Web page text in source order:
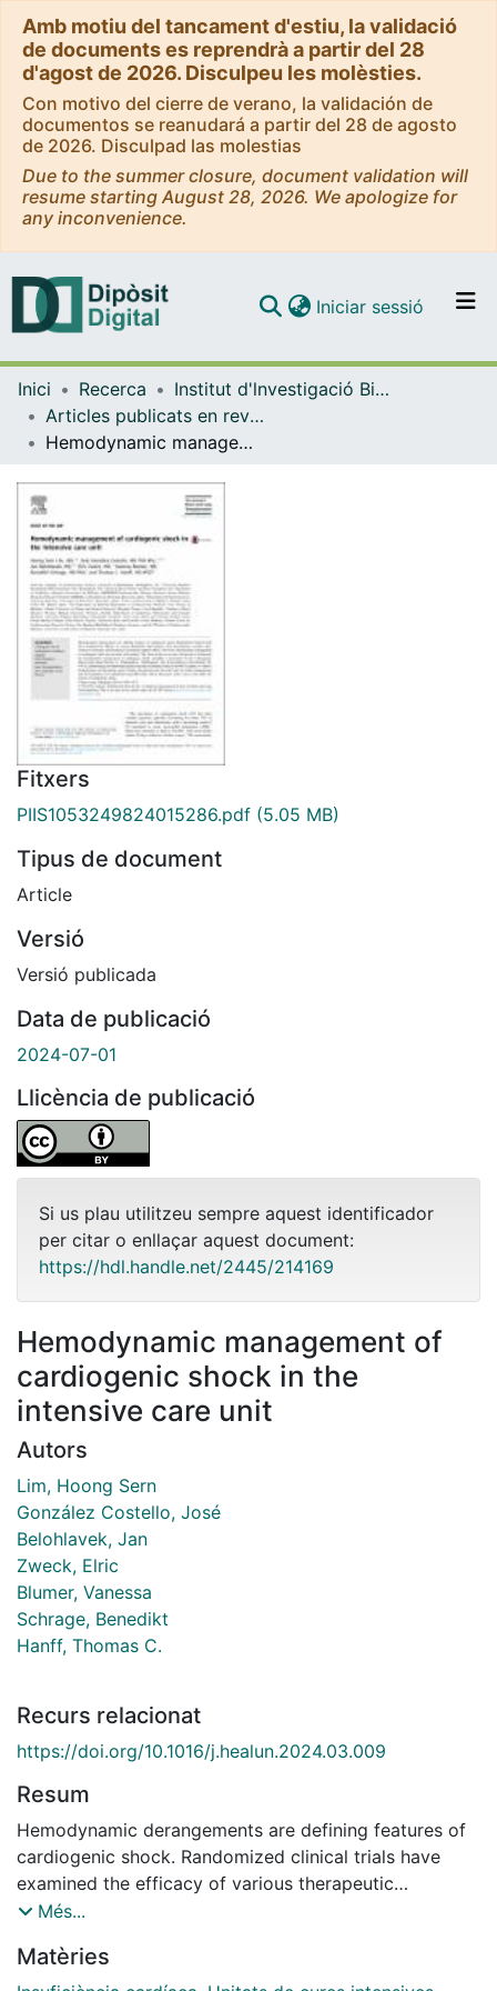
Amb motiu del tancament d'estiu, la validació
de documents es reprendrà a partir del 28
d'agost de 2026. Disculpeu les molèsties.
Con motivo del cierre de verano, la validación de
documentos se reanudará a partir del 28 de agosto
de 2026. Disculpad las molestias
Due to the summer closure, document validation will
resume starting August 28, 2026. We apologize for
any inconvenience.
Navega per tot el DD
Iniciar sessió (current)
Inici Recerca
Institut d'lnvestigació Biomèdica de Bellvitge (IDIBELL)
Articles publicats en revistes (Institut d'lnvestigació Biomèdica de Bellvitge (IDIBELL))
Hemodynamic management of cardiogenic shock in the intensive care unit
Fitxers
PIIS1053249824015286.pdf (5.05 MB)
Tipus de document
Article
Versió
Versió publicada
Data de publicació
2024-07-01
Llicència de publicació
Si us plau utilitzeu sempre aquest identificador
per citar o enllaçar aquest document:
https://hdl.handle.net/2445/214169
Hemodynamic management of
cardiogenic shock in the
intensive care unit
Autors
Lim, Hoong Sern
González Costello, José
Belohlavek, Jan
Zweck, Elric
Blumer, Vanessa
Schrage, Benedikt
Hanff, Thomas C.
Recurs relacionat
https://doi.org/10.1016/j.healun.2024.03.009
Resum
Hemodynamic derangements are defining features of
cardiogenic shock. Randomized clinical trials have
examined the efficacy of various therapeutic
interventions, from percutaneous coronary
support (MCS). However, hemodynamic management
Més...
Matèries